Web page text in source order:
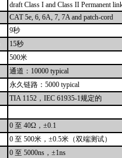
draft Class I and Class II Permanent
CAT 5e, 6, 6A, 7, 7A and patch-cord
9秒
15秒
500米
通道：10000 typical
永久链路：5000 typical
TIA 1152，IEC 61935-1规定的
0 至 40Ω，±0.1
0 至 500米，±0.5米（双端测试）
0 至 5000ns，±1ns